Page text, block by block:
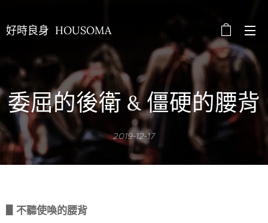
好時良身 HOUSOMA
委屈的後衛 &僵硬的腰背
2019-12-17
▋不聽使喚的腰背